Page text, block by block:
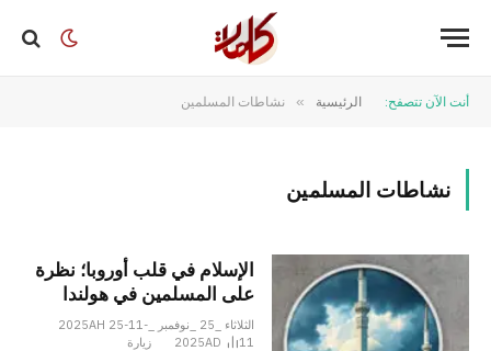
أنت الآن تتصفح: الرئيسية » نشاطات المسلمين
نشاطات المسلمين
الإسلام في قلب أوروبا؛ نظرة
على المسلمين في هولندا
الثلاثاء _25 _نوفمبر _2025AH 25-11-
2025AD
11 زيارة